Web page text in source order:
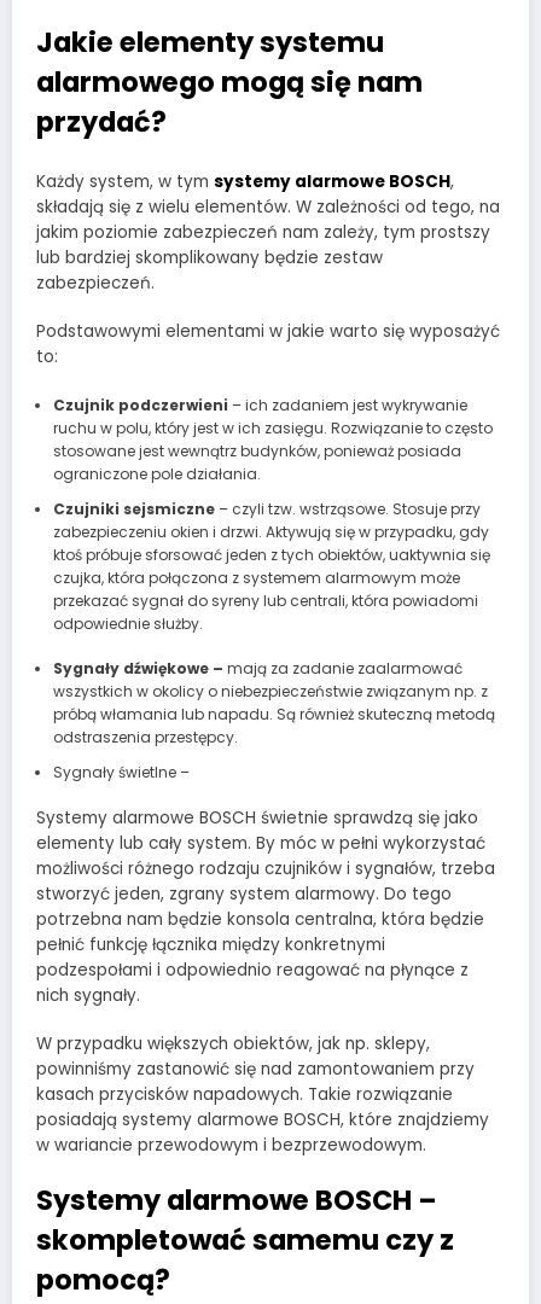
Jakie elementy systemu
alarmowego mogą się nam
przydać?
Każdy system, w tym systemy alarmowe BOSCH,
składają się z wielu elementów. W zależności od tego, na
jakim poziomie zabezpieczeń nam zależy, tym prostszy
lub bardziej skomplikowany będzie zestaw
zabezpieczeń.
Podstawowymi elementami w jakie warto się wyposażyć
to:
Czujnik podczerwieni – ich zadaniem jest wykrywanie
ruchu w polu, który jest w ich zasięgu. Rozwiązanie to często
stosowane jest wewnątrz budynków, ponieważ posiada
ograniczone pole działania.
Czujniki sejsmiczne– czyli tzw. wstrząsowe. Stosuje przy
zabezpieczeniu okien i drzwi. Aktywują się w przypadku, gdy
ktoś próbuje sforsować jeden z tych obiektów, uaktywnia się
czujka, która połączona z systemem alarmowym może
przekazać sygnał do syreny lub centrali, która powiadomi
odpowiednie służby.
Sygnały dźwiękowe – mają za zadanie zaalarmować
wszystkich w okolicy o niebezpieczeństwie związanym np. z
próbą włamania lub napadu. Są również skuteczną metodą
odstraszenia przestępcy.
Sygnały świetlne –
Systemy alarmowe BOSCH świetnie sprawdzą się jako
elementy lub cały system. By móc w pełni wykorzystać
możliwości różnego rodzaju czujników i sygnałów, trzeba
stworzyć jeden, zgrany system alarmowy. Do tego
potrzebna nam będzie konsola centralna, która będzie
pełnić funkcję łącznika między konkretnymi
podzespołami i odpowiednio reagować na płynące z
nich sygnały.
W przypadku większych obiektów, jak np. sklepy,
powinniśmy zastanowić się nad zamontowaniem przy
kasach przycisków napadowych. Takie rozwiązanie
posiadają systemy alarmowe BOSCH, które znajdziemy
w wariancie przewodowym i bezprzewodowym.
Systemy alarmowe BOSCH –
skompletować samemu czy z
pomocą?